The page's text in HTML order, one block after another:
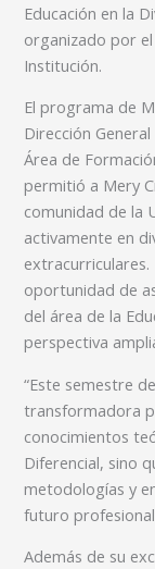
Educación en la
organizado por
Institución.
El programa de
Dirección
Área de
permitió a Mery
comunidad de la
activamente en
oportunidad de
del área de la
perspectiva
“Este semestre
transformadora
conocimientos
Diferencial, sino
metodologías y
futuro
Además de su